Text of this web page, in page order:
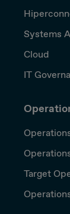
Systems
Cloud
IT
Target